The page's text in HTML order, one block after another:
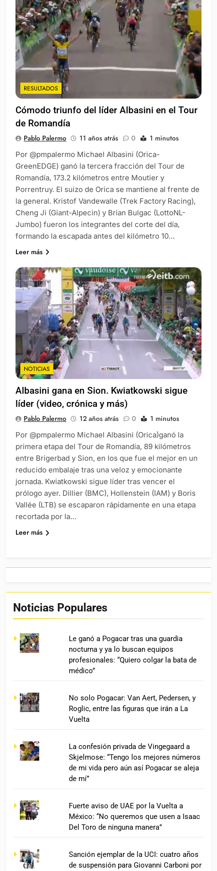
RESULTADOS
Cómodo triunfo del líder Albasini en el Tour
de Romandía
Pablo Palermo 11 años atrás 0 1 minutos
Por @pmpalermo Michael Albasini (Orica-
GreenEDGE) ganó la tercera fracción del Tour de
Romandía, 173.2 kilómetros entre Moutier y
Porrentruy. El suizo de Orica se mantiene al frente de
la general. Kristof Vandewalle (Trek Factory Racing),
Cheng Ji (Giant-Alpecin) y Brian Bulgac (LottoNL-
Jumbo) fueron los integrantes del corte del día,
formando la escapada antes del kilómetro 10…
Leer más
NOTICIAS
Albasini gana en Sion. Kwiatkowski sigue
líder (video, crónica y más)
Pablo Palermo 12 años atrás 0 1 minutos
Por @pmpalermo Michael Albasini (Orica)ganó la
primera etapa del Tour de Romandía, 89 kilómetros
entre Brigerbad y Sion, en los que fue el mejor en un
reducido embalaje tras una veloz y emocionante
jornada. Kwiatkowski sigue líder tras vencer el
prólogo ayer. Dillier (BMC), Hollenstein (IAM) y Boris
Vallée (LTB) se escaparon rápidamente en una etapa
recortada por la…
Leer más
Noticias Populares
Le ganó a Pogacar tras una guardia
nocturna y ya lo buscan equipos
profesionales: “Quiero colgar la bata de
médico”
No solo Pogacar: Van Aert, Pedersen, y
Roglic, entre las figuras que irán a La
Vuelta
La confesión privada de Vingegaard a
Skjelmose: “Tengo los mejores números
de mi vida pero aún así Pogacar se aleja
de mí”
Fuerte aviso de UAE por la Vuelta a
México: “No queremos que usen a Isaac
Del Toro de ninguna manera”
Sanción ejemplar de la UCI: cuatro años
de suspensión para Giovanni Carboni por